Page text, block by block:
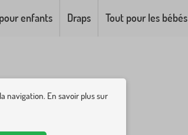
enfants Draps Tout pour les bébés
navigation. En savoir plus sur